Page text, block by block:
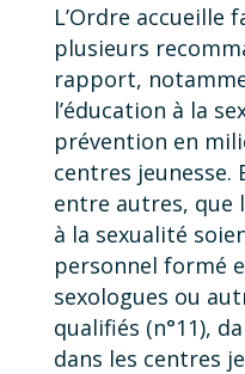
L’Ordre accueille
plusieurs
rapport,
l’éducation à la
prévention en
centres jeunesse.
entre autres, que
à la sexualité
personnel formé
sexologues ou
qualifiés (n°11),
dans les centres